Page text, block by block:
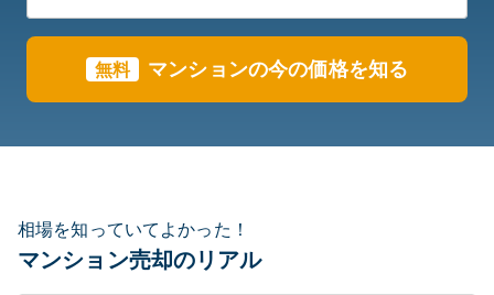
無料 マンションの今の価格を知る
相場を知っていてよかった！
マンション売却のリアル